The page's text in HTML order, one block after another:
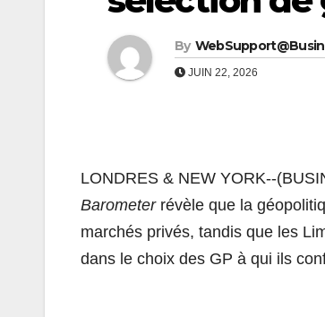
By
JUIN 22, 2026
LONDRES & NEW YORK--
Barometerrévèle que la
marchés privés, tandis que les
dans le choix des GP à qui ils